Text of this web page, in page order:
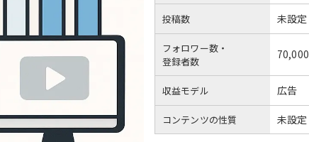
投稿数 未設定
フォロワー数・
登録者数
70,000
収益モデル 広告
コンテンツの性質 未設定